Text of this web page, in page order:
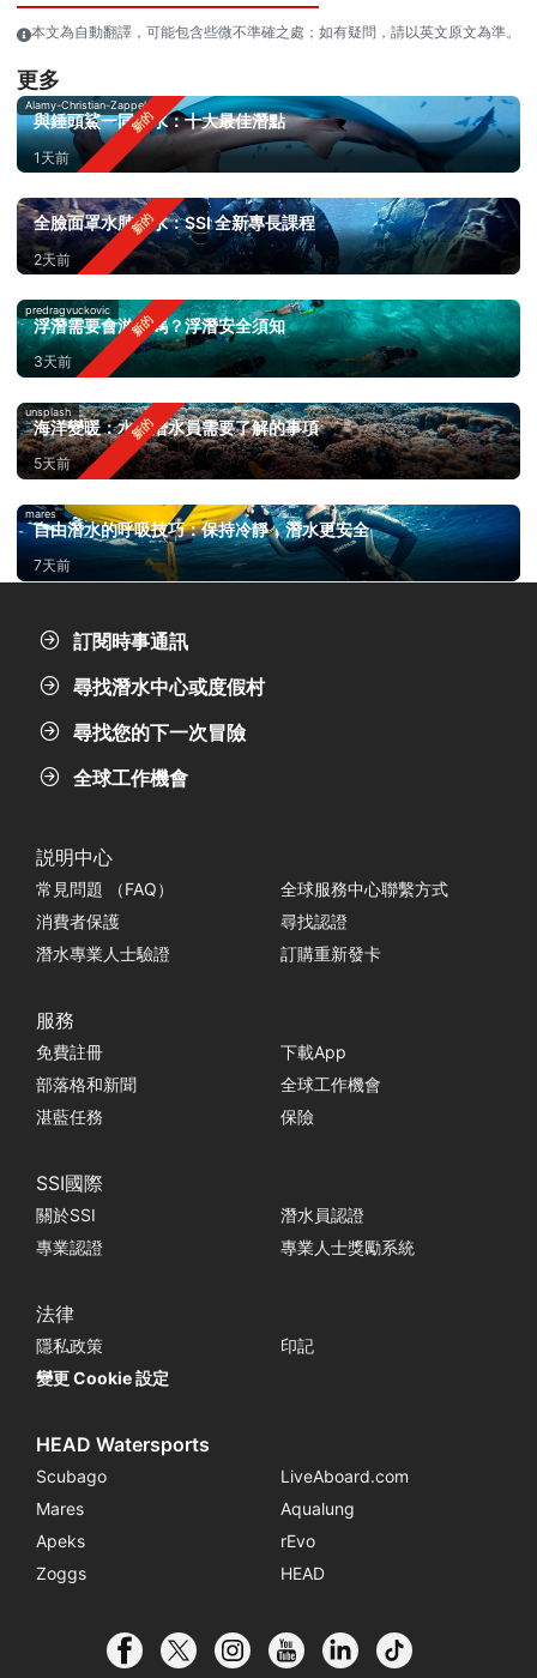
本文為自動翻譯，可能包含些微不準確之處；如有疑問，請以英文原文為準。
更多
Alamy-Christian-Zappel
與錘頭鯊一同潛水：十大最佳潛點
1天前
全臉面罩水肺潛水：SSI 全新專長課程
2天前
predragvuckovic
浮潛需要會游泳嗎？浮潛安全須知
3天前
unsplash
海洋變暖：水肺潛水員需要了解的事項
5天前
mares
自由潛水的呼吸技巧：保持冷靜，潛水更安全
7天前
訂閱時事通訊
尋找潛水中心或度假村
尋找您的下一次冒險
全球工作機會
説明中心
常見問題 （FAQ）
全球服務中心聯繫方式
消費者保護
尋找認證
潛水專業人士驗證
訂購重新發卡
服務
免費註冊
下載App
部落格和新聞
全球工作機會
湛藍任務
保險
SSI國際
關於SSI
潛水員認證
專業認證
專業人士獎勵系統
法律
隱私政策
印記
變更 Cookie 設定
HEAD Watersports
Scubago
LiveAboard.com
Mares
Aqualung
Apeks
rEvo
Zoggs
HEAD